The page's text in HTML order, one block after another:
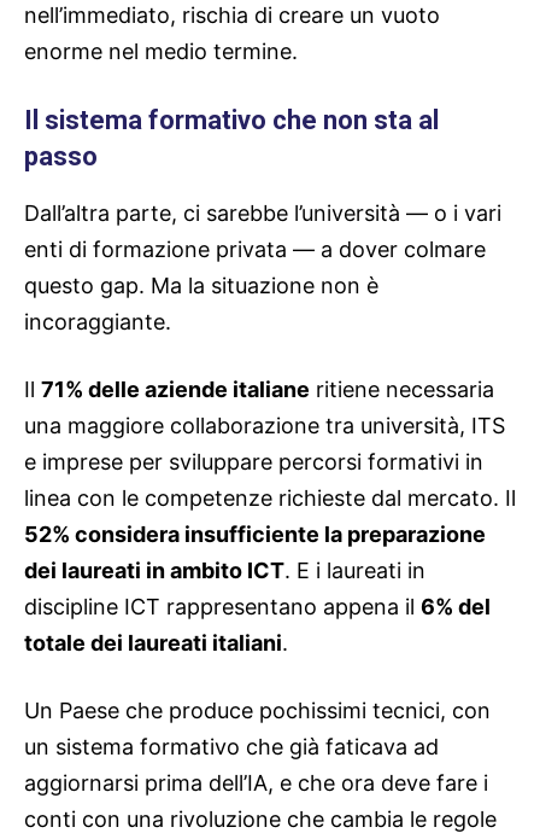
nell’immediato, rischia di creare un vuoto
enorme nel medio termine.
Il sistema formativo che non sta al
passo
Dall’altra parte, ci sarebbe l’università — o i vari
enti di formazione privata — a dover colmare
questo gap. Ma la situazione non è
incoraggiante.
Il 71% delle aziende italiane ritiene necessaria
una maggiore collaborazione tra università, ITS
e imprese per sviluppare percorsi formativi in
linea con le competenze richieste dal mercato. Il
52% considera insufficiente la preparazione
dei laureati in ambito ICT. E i laureati in
discipline ICT rappresentano appena il 6% del
totale dei laureati italiani.
Un Paese che produce pochissimi tecnici, con
un sistema formativo che già faticava ad
aggiornarsi prima dell’IA, e che ora deve fare i
conti con una rivoluzione che cambia le regole